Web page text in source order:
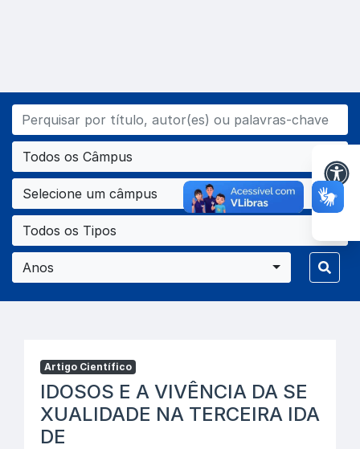
Todos os Câmpus
Selecione um câmpus
Todos os Tipos
Anos
Artigo Científico
IDOSOS E A VIVÊNCIA DA SE
XUALIDADE NA TERCEIRA IDA
DE